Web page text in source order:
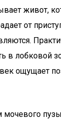
живот,
от
в лобковой
ощущает
мочевого